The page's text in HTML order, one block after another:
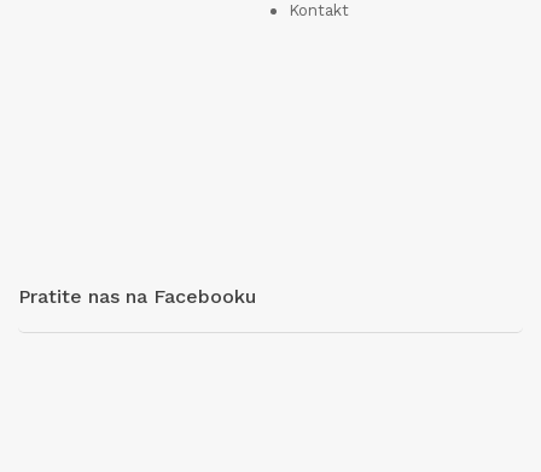
Kontakt
Pratite nas na Facebooku